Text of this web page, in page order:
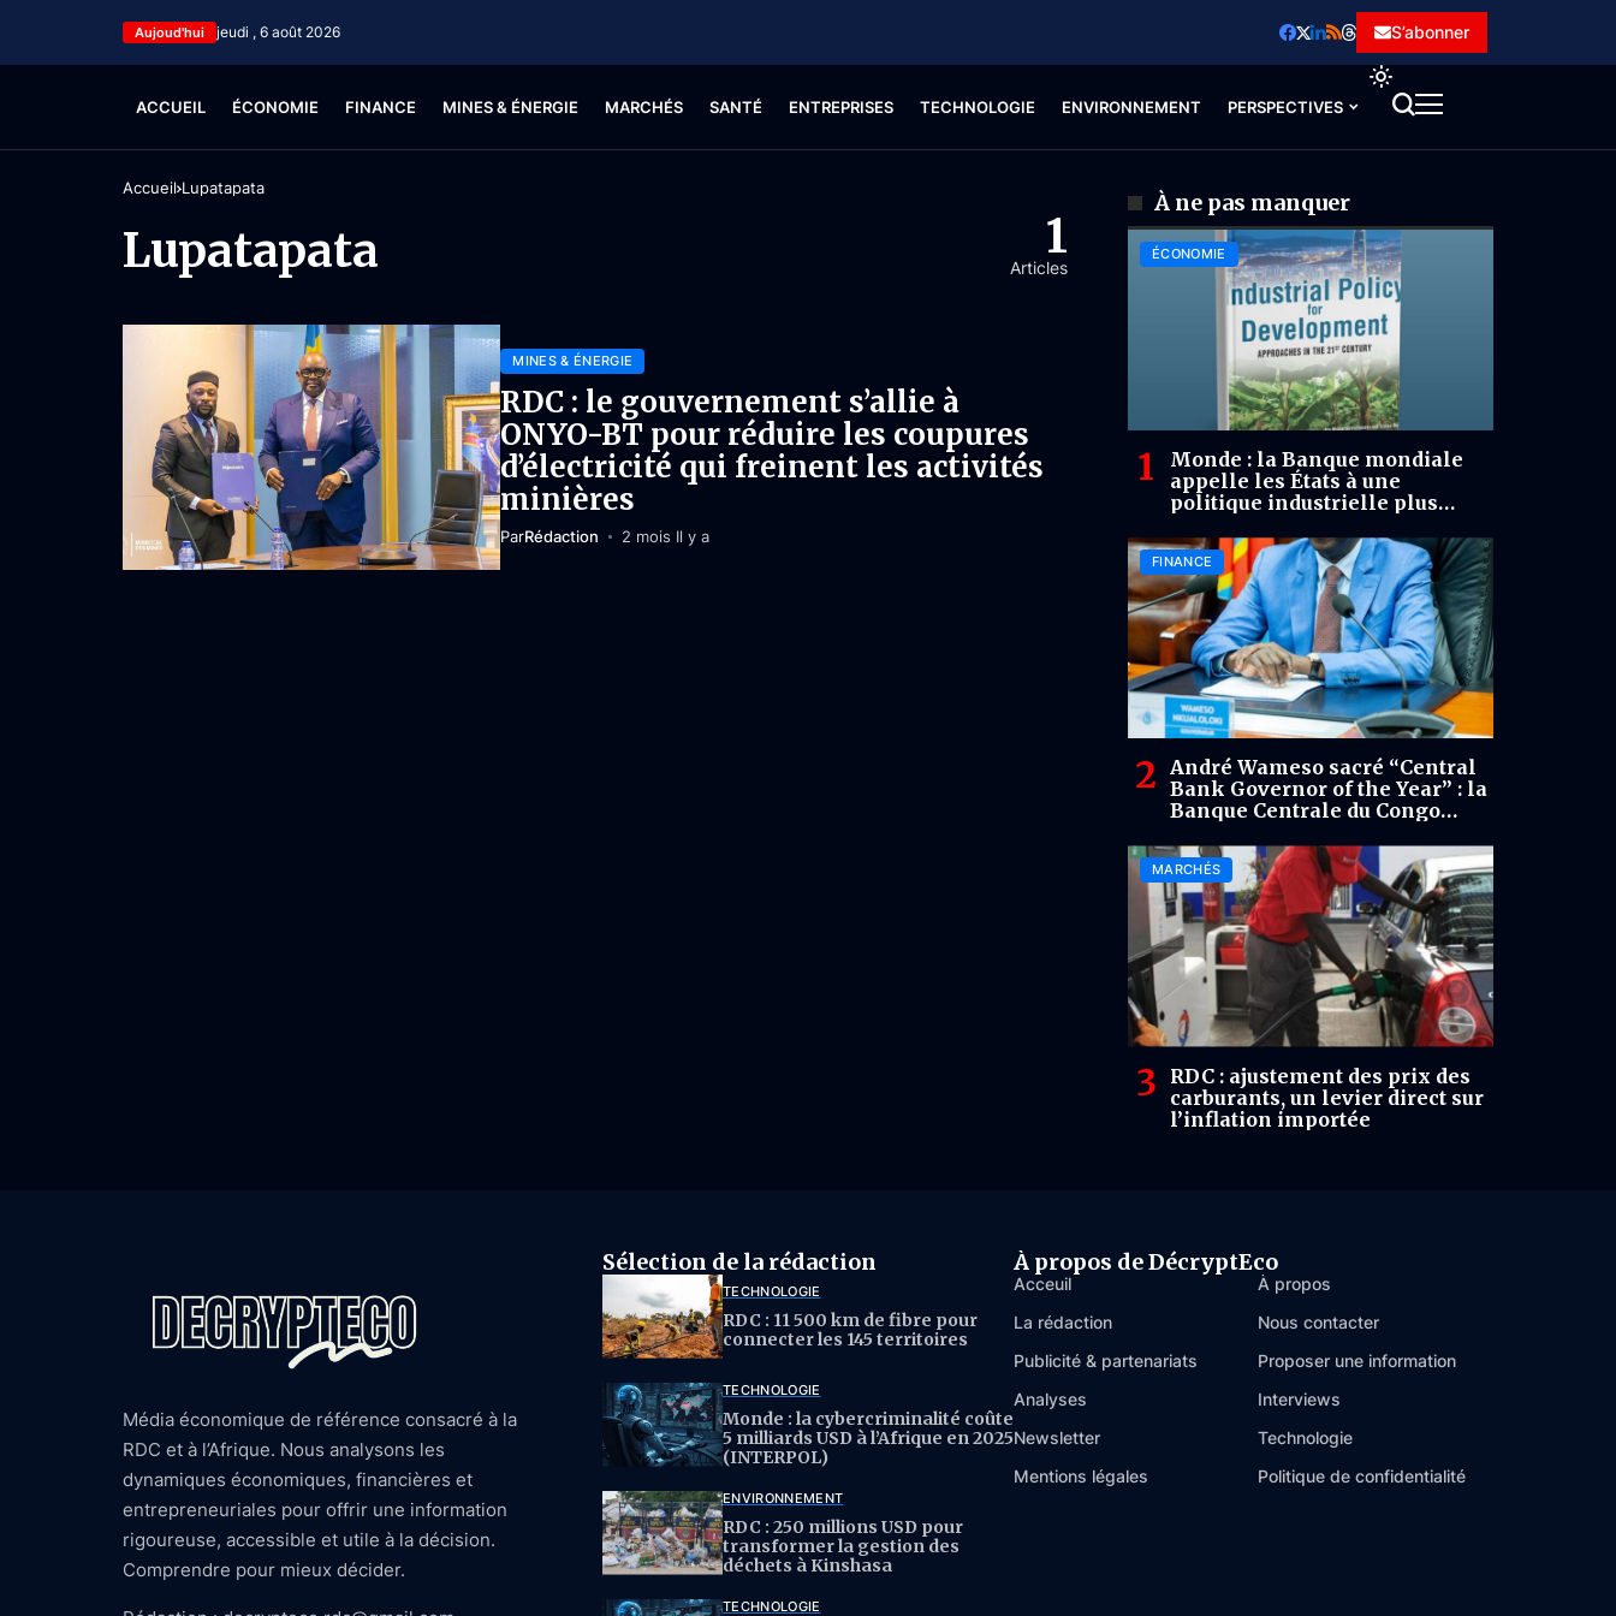
Aujoud'hui jeudi , 6 août 2026 S’abonner
ACCUEIL ÉCONOMIE FINANCE MINES & ÉNERGIE MARCHÉS SANTÉ ENTREPRISES TECHNOLOGIE ENVIRONNEMENT PERSPECTIVES
Accueil Lupatapata
Lupatapata 1
Articles
MINES & ÉNERGIE
RDC : le gouvernement s’allie à
ONYO-BT pour réduire les coupures
d’électricité qui freinent les activités
minières
ParRédaction 2 mois Il y a
À ne pas manquer
ÉCONOMIE
Monde : la Banque mondiale
appelle les États à une
politique industrielle plus
FINANCE
André Wameso sacré “Central
Bank Governor of the Year” : la
Banque Centrale du Congo
stratégique
MARCHÉS
RDC : ajustement des prix des
carburants, un levier direct sur
l’inflation importée
Média économique de référence consacré à la
RDC et à l’Afrique. Nous analysons les
dynamiques économiques, financières et
entrepreneuriales pour offrir une information
rigoureuse, accessible et utile à la décision.
Comprendre pour mieux décider.
Sélection de la rédaction
TECHNOLOGIE
RDC : 11 500 km de fibre pour
connecter les 145 territoires
TECHNOLOGIE
Monde : la cybercriminalité coûte
5 milliards USD à l’Afrique en 2025
(INTERPOL)
ENVIRONNEMENT
RDC : 250 millions USD pour
transformer la gestion des
déchets à Kinshasa
TECHNOLOGIE
À propos de DécryptEco
Acceuil
À propos
La rédaction
Nous contacter
Publicité & partenariats
Proposer une information
Analyses
Interviews
Newsletter
Technologie
Mentions légales
Politique de confidentialité